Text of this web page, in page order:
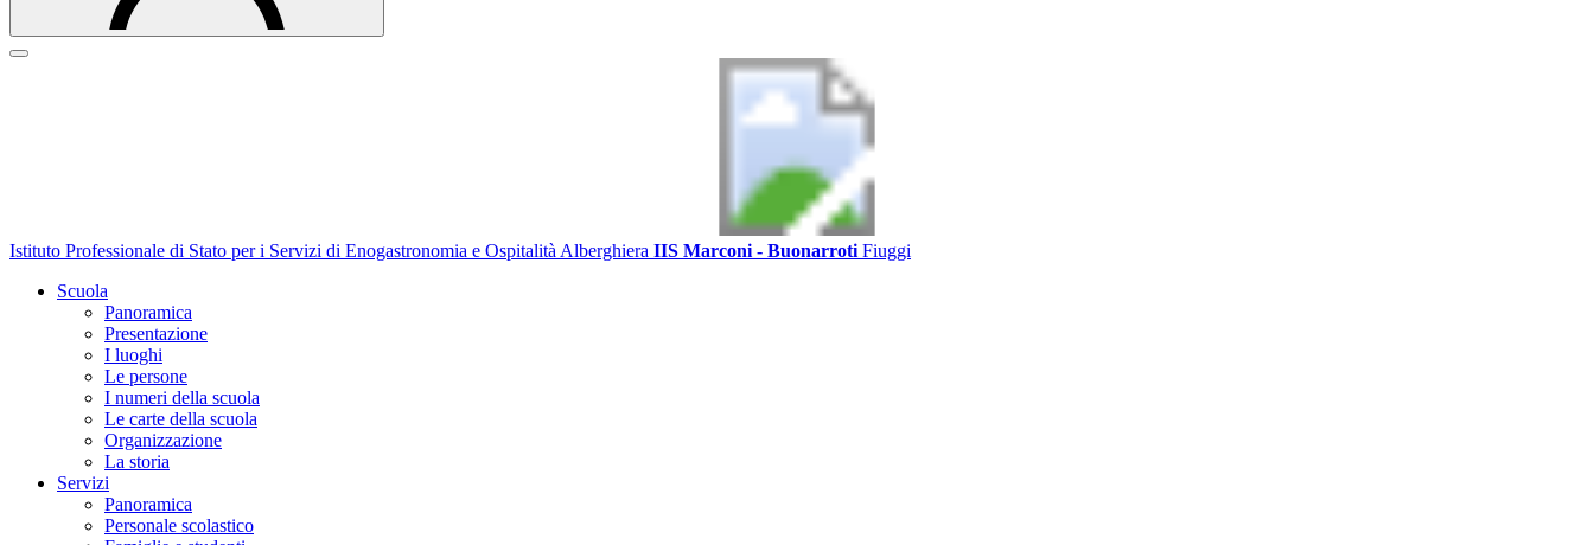
Istituto Professionale di Stato per i Servizi di Enogastronomia e Ospitalità Alberghiera IIS Marconi - Buonarroti Fiuggi
Scuola
Panoramica
Presentazione
I luoghi
Le persone
I numeri della scuola
Le carte della scuola
Organizzazione
La storia
Servizi
Panoramica
Personale scolastico